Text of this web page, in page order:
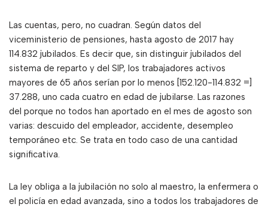
Las cuentas, pero, no cuadran. Según datos del
viceministerio de pensiones, hasta agosto de 2017 hay
114.832 jubilados. Es decir que, sin distinguir jubilados del
sistema de reparto y del SIP, los trabajadores activos
mayores de 65 años serían por lo menos [152.120-114.832 =]
37.288, uno cada cuatro en edad de jubilarse. Las razones
del porque no todos han aportado en el mes de agosto son
varias: descuido del empleador, accidente, desempleo
temporáneo etc. Se trata en todo caso de una cantidad
significativa.
La ley obliga a la jubilación no solo al maestro, la enfermera o
el policía en edad avanzada, sino a todos los trabajadores de